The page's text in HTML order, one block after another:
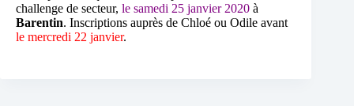
challenge de secteur, le samedi 25 janvier 2020 à
Barentin. Inscriptions auprès de Chloé ou Odile avant
le mercredi 22 janvier.